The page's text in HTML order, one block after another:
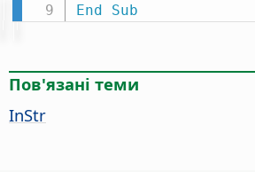
End
Sub
Пов'язані теми
InStr